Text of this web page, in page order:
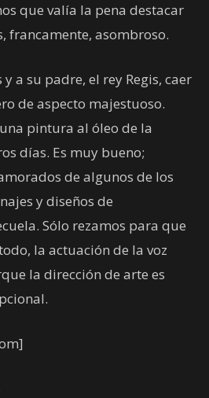
que valía la pena destacar
francamente, asombroso.
y a su padre, el rey Regis, caer
de aspecto majestuoso.
pintura al óleo de la
días. Es muy bueno;
de algunos de los
y diseños de
Sólo rezamos para que
la actuación de la voz
la dirección de arte es